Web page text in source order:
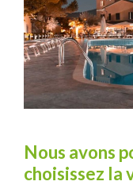
Nous avons
choisissez la